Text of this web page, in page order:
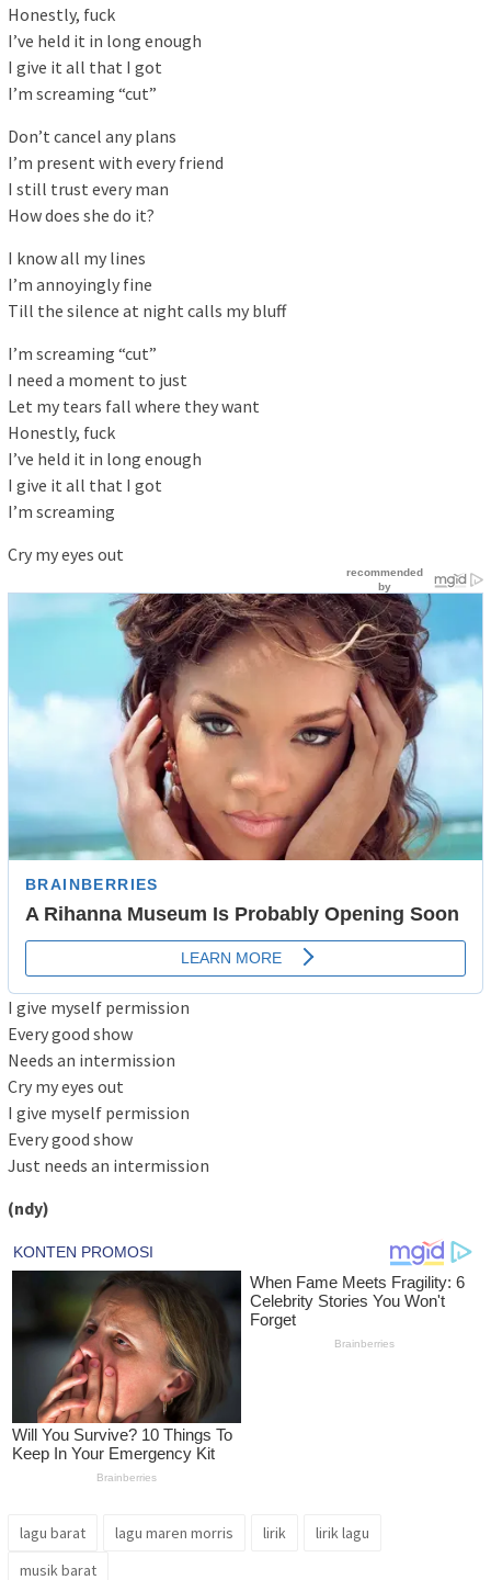
Honestly, fuck
I’ve held it in long enough
I give it all that I got
I’m screaming “cut”
Don’t cancel any plans
I’m present with every friend
I still trust every man
How does she do it?
I know all my lines
I’m annoyingly fine
Till the silence at night calls my bluff
I’m screaming “cut”
I need a moment to just
Let my tears fall where they want
Honestly, fuck
I’ve held it in long enough
I give it all that I got
I’m screaming
Cry my eyes out
I give myself permission
Every good show
Needs an intermission
Cry my eyes out
I give myself permission
Every good show
Just needs an intermission
(ndy)
lagu barat lagu maren morris lirik
lirik lagu
musik barat